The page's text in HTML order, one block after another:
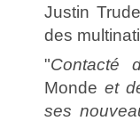
Justin
des
"Contacté
Monde et
ses